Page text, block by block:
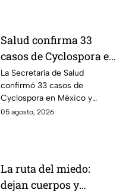
Salud confirma 33
casos de Cyclospora en
México: ¿en qué estado
se reportan los brotes
de diarrea explosiva?
La Secretaría de Salud
confirmó 33 casos de
Cyclospora en México y
mantiene investigaciones en
05 agosto, 2026
La ruta del miedo:
dejan cuerpos y